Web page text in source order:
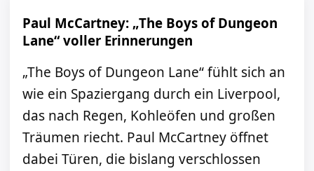
Paul McCartney: „The Boys of Dungeon
Lane“ voller Erinnerungen
„The Boys of Dungeon Lane“ fühlt sich an
wie ein Spaziergang durch ein Liverpool,
das nach Regen, Kohleöfen und großen
Träumen riecht. Paul McCartney öffnet
dabei Türen, die bislang verschlossen